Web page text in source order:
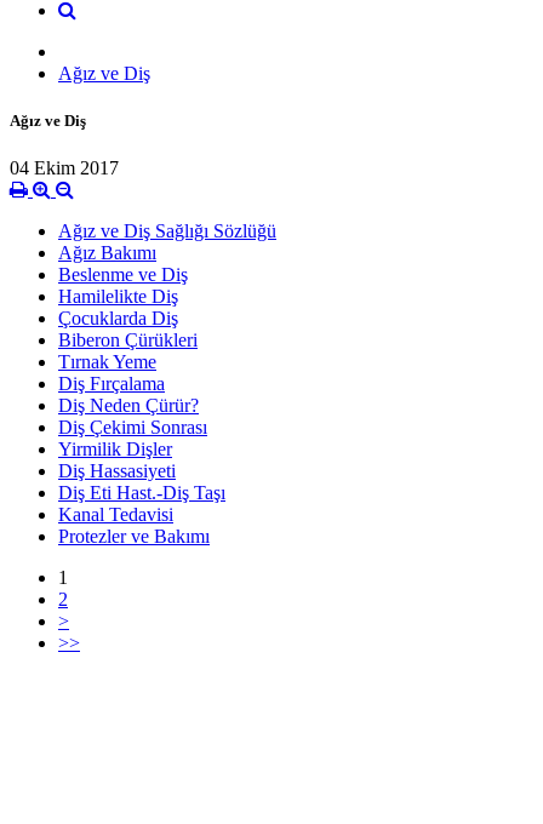
Ağız ve Diş
Ağız ve Diş
04 Ekim 2017
Ağız ve Diş Sağlığı Sözlüğü
Ağız Bakımı
Beslenme ve Diş
Hamilelikte Diş
Çocuklarda Diş
Biberon Çürükleri
Tırnak Yeme
Diş Fırçalama
Diş Neden Çürür?
Diş Çekimi Sonrası
Yirmilik Dişler
Diş Hassasiyeti
Diş Eti Hast.-Diş Taşı
Kanal Tedavisi
Protezler ve Bakımı
1
2
>
>>